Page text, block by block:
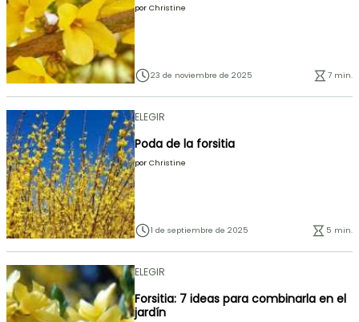
por Christine
23 de noviembre de 2025 7 min.
ELEGIR
Poda de la forsitia
por Christine
1 de septiembre de 2025 5 min.
ELEGIR
Forsitia: 7 ideas para combinarla en el
jardín